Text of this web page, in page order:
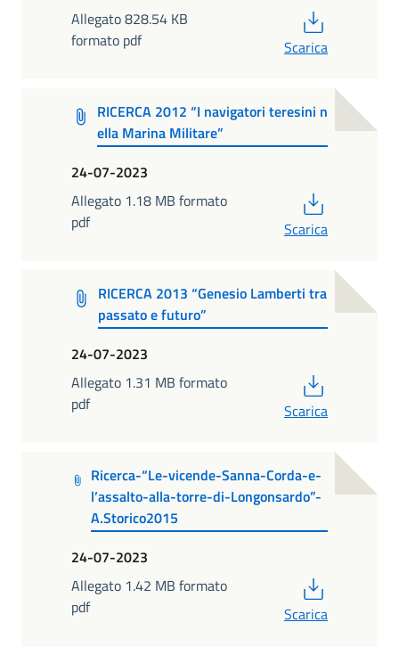
Allegato 828.54 KB
formato pdf
Scarica
RICERCA 2012 “I navigatori teresini n
ella Marina Militare”
24-07-2023
Allegato 1.18 MB formato
pdf
Scarica
RICERCA 2013 “Genesio Lamberti tra
passato e futuro”
24-07-2023
Allegato 1.31 MB formato
pdf
Scarica
Ricerca-“Le-vicende-Sanna-Corda-e-
l’assalto-alla-torre-di-Longonsardo”-
A.Storico2015
24-07-2023
Allegato 1.42 MB formato
pdf
Scarica